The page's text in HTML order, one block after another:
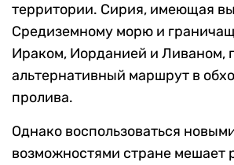
территории. Сирия, имеющая
Средиземному морю и
Ираком, Иорданией и Ливаном,
альтернативный маршрут в
пролива.
Однако воспользоваться
возможностями стране мешает